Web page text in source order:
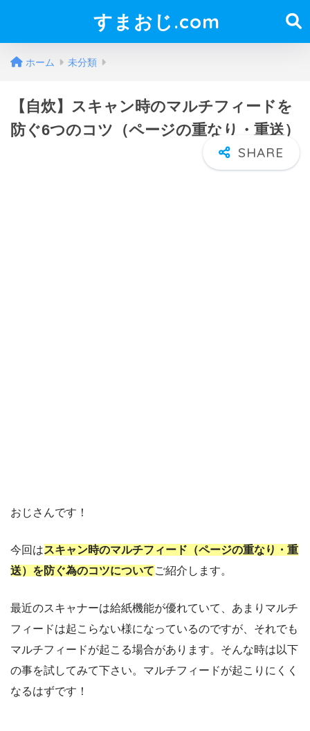
すまおじ.com
ホーム 未分類
【自炊】スキャン時のマルチフィードを
防ぐ6つのコツ（ページの重なり・重送）
おじさんです！
今回はスキャン時のマルチフィード（ページの重なり・重
送）を防ぐ為のコツについてご紹介します。
最近のスキャナーは給紙機能が優れていて、あまりマルチ
フィードは起こらない様になっているのですが、それでも
マルチフィードが起こる場合があります。そんな時は以下
の事を試してみて下さい。マルチフィードが起こりにくく
なるはずです！